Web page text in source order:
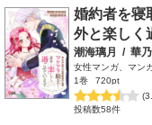
婚約者を寝
外と楽しく
潮海璃月 / 華
女性マンガ、マン
1巻
720pt
投稿数58件